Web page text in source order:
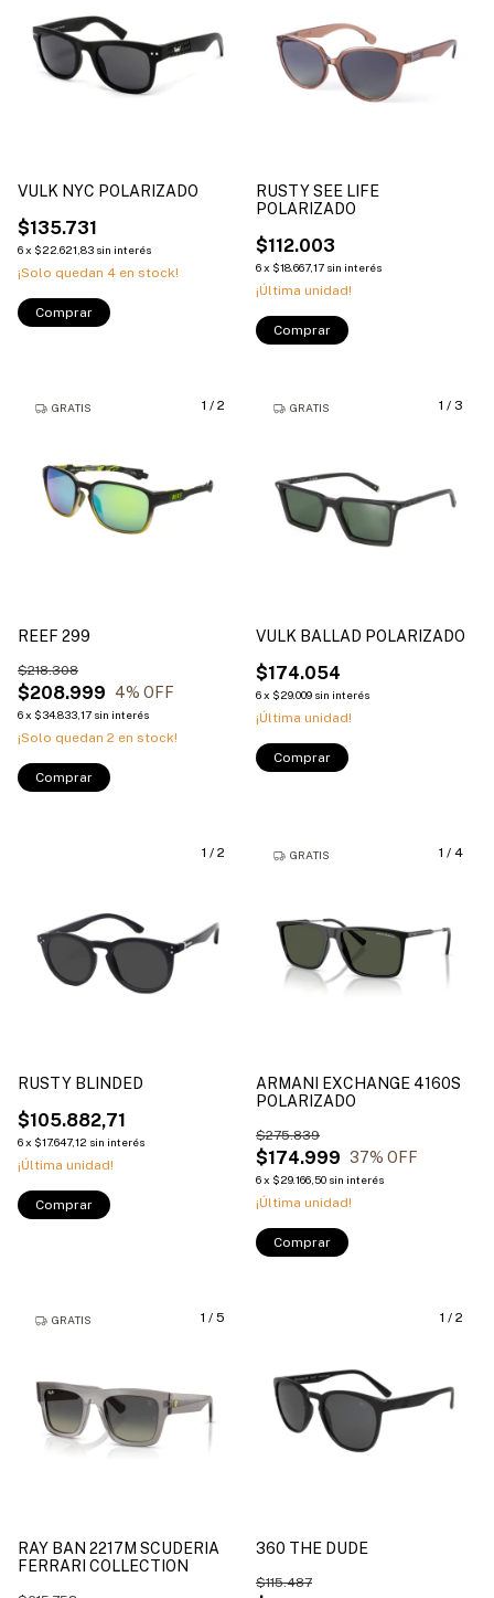
VULK NYC POLARIZADO
$135.731
6x $22.621,83 sin interés
¡Solo quedan 4 en stock!
Comprar
RUSTY SEE LIFE
POLARIZADO
$112.003
6x $18.667,17 sin interés
¡Última unidad!
Comprar
1 / 2
GRATIS
REEF 299
$208.999
$218.308
4% OFF
6x $34.833,17 sin interés
¡Solo quedan 2 en stock!
Comprar
1 / 3
GRATIS
VULK BALLAD POLARIZADO
$174.054
6x $29.009 sin interés
¡Última unidad!
Comprar
1 / 2
RUSTY BLINDED
$105.882,71
6x $17.647,12 sin interés
¡Última unidad!
Comprar
1 / 4
GRATIS
ARMANI EXCHANGE 4160S
POLARIZADO
$174.999
$275.839
37% OFF
6x $29.166,50 sin interés
¡Última unidad!
Comprar
1 / 5
GRATIS
RAY BAN 2217M SCUDERIA
FERRARI COLLECTION
1 / 2
360 THE DUDE
$115.487